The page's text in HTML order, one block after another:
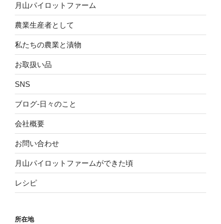
月山パイロットファーム
農業生産者として
私たちの農業と漬物
お取扱い品
SNS
ブログ-日々のこと
会社概要
お問い合わせ
月山パイロットファームができた頃
レシピ
所在地